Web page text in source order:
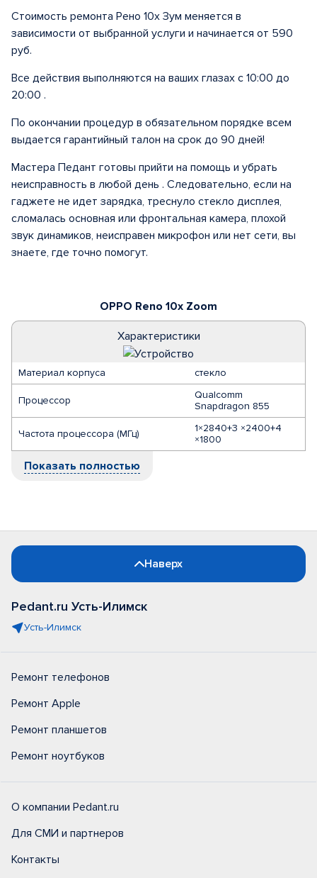
OPPO Reno 10x Zoom
Характеристики
Материал корпуса стекло
Процессор
Qualcomm
Snapdragon 855
Частота процессора (МГц)
1×2840+3 ×2400+4
×1800
Показать полностью
Стоимость ремонта Рено 10x Зум меняется в
зависимости от выбранной услуги и начинается от 590
руб.
Все действия выполняются на ваших глазах с 10:00 до
20:00 .
По окончании процедур в обязательном порядке всем
выдается гарантийный талон на срок до 90 дней!
Мастера Педант готовы прийти на помощь и убрать
неисправность в любой день . Следовательно, если на
гаджете не идет зарядка, треснуло стекло дисплея,
сломалась основная или фронтальная камера, плохой
звук динамиков, неисправен микрофон или нет сети, вы
знаете, где точно помогут.
Наверх
Pedant.ru Усть-Илимск
Усть-Илимск
Ремонт телефонов
Ремонт Apple
Ремонт планшетов
Ремонт ноутбуков
О компании Pedant.ru
Для СМИ и партнеров
Контакты